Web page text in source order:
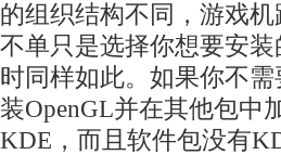
的组织结构不同，游戏
不单只是选择你想要安
时同样如此。如果你不
装OpenGL并在其他包中
KDE，而且软件包没有